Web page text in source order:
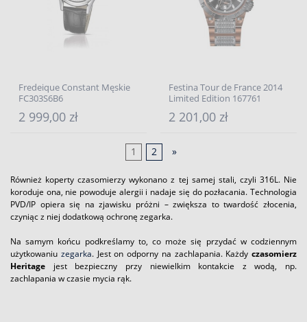
Fredeique Constant Męskie
FC303S6B6
2 999,00 zł
Festina Tour de France 2014
Limited Edition 167761
2 201,00 zł
1 2 »
Również koperty czasomierzy wykonano z tej samej stali, czyli 316L. Nie
koroduje ona, nie powoduje alergii i nadaje się do pozłacania. Technologia
PVD/IP opiera się na zjawisku próżni – zwiększa to twardość złocenia,
czyniąc z niej dodatkową ochronę zegarka.
Na samym końcu podkreślamy to, co może się przydać w codziennym
użytkowaniu zegarka. Jest on odporny na zachlapania. Każdy czasomierz
Heritage jest bezpieczny przy niewielkim kontakcie z wodą, np.
zachlapania w czasie mycia rąk.